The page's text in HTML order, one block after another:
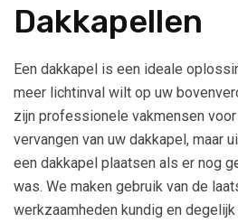
Dakkapellen
Een dakkapel is een ideale
meer lichtinval wilt op uw
zijn professionele vakmensen
vervangen van uw dakkapel, maar
een dakkapel plaatsen als er nog
was. We maken gebruik van de
werkzaamheden kundig en